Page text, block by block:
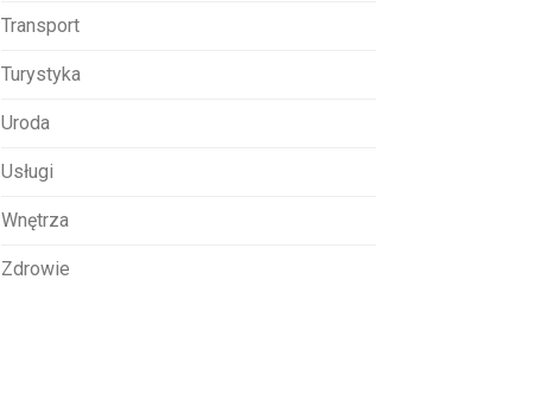
Transport
Turystyka
Uroda
Usługi
Wnętrza
Zdrowie